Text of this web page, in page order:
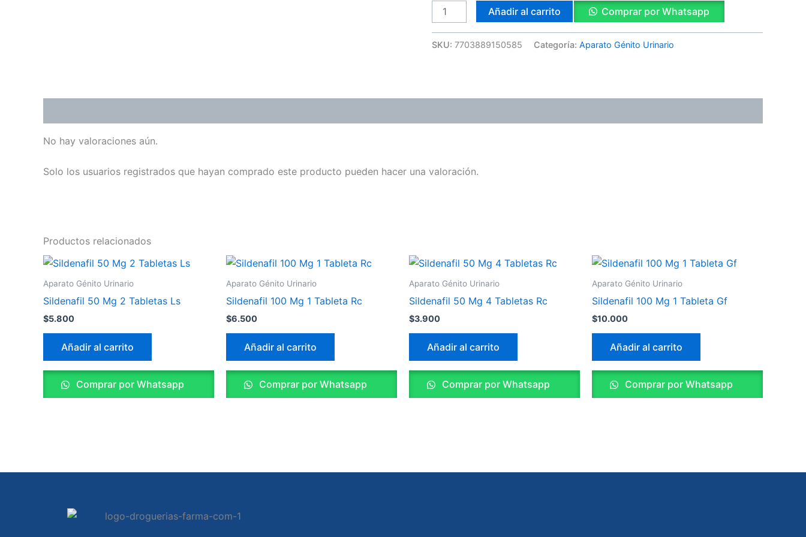
(Pae)
cantidad
Añadir al carrito Comprar por Whatsapp
SKU: 7703889150585 Categoría: Aparato Génito Urinario
No hay valoraciones aún.
Solo los usuarios registrados que hayan comprado este producto pueden hacer una valoración.
Productos relacionados
Aparato Génito Urinario
Sildenafil 50 Mg 2 Tabletas Ls
$5.800
Añadir al carrito
Comprar por Whatsapp
Aparato Génito Urinario
Sildenafil 100 Mg 1 Tableta Rc
$6.500
Añadir al carrito
Comprar por Whatsapp
Aparato Génito Urinario
Sildenafil 50 Mg 4 Tabletas Rc
$3.900
Añadir al carrito
Comprar por Whatsapp
Aparato Génito Urinario
Sildenafil 100 Mg 1 Tableta Gf
$10.000
Añadir al carrito
Comprar por Whatsapp